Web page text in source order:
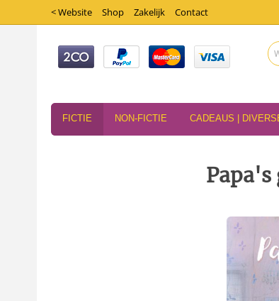
< Website Shop Zakelijk Contact
FICTIE NON-FICTIE CADEAUS |